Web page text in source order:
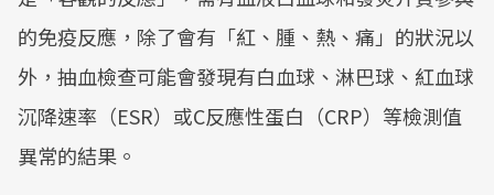
的免疫反應，除了會有「紅、腫、熱、痛」的狀況以
外，抽血檢查可能會發現有白血球、淋巴球、紅血球
沉降速率（ESR）或C反應性蛋白（CRP）等檢測值
異常的結果。